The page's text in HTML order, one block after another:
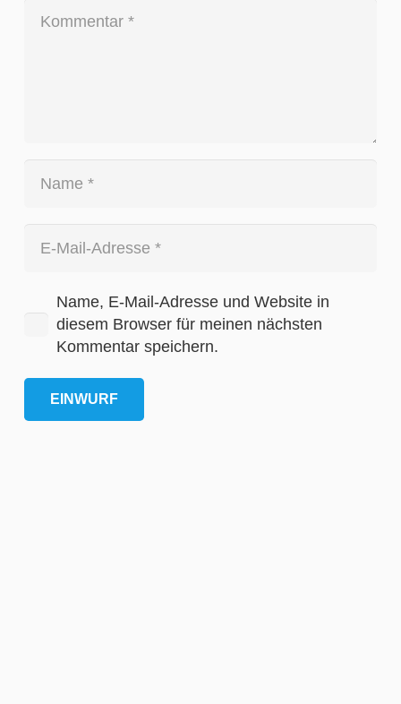
Name, E-Mail-Adresse und Website in
diesem Browser für meinen nächsten
Kommentar speichern.
EINWURF